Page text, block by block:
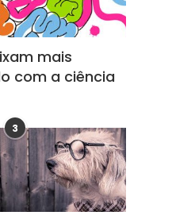
mais
com a ciência
3